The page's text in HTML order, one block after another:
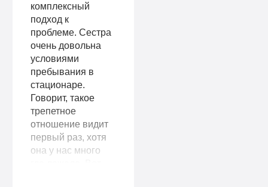
комплексный
подход к
проблеме. Сестра
очень довольна
условиями
пребывания в
стационаре.
Говорит, такое
трепетное
отношение видит
первый раз, хотя
она у нас много